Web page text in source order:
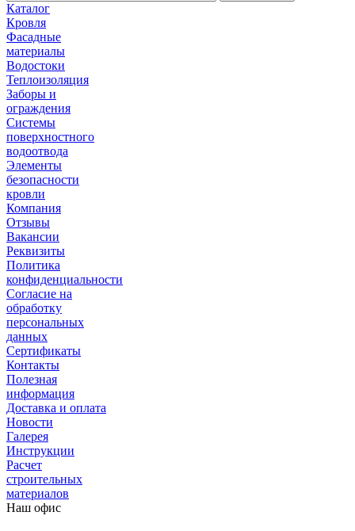
Каталог
Кровля
Фасадные
материалы
Водостоки
Теплоизоляция
Заборы и
ограждения
Системы
поверхностного
водоотвода
Элементы
безопасности
кровли
Компания
Отзывы
Вакансии
Реквизиты
Политика
конфиденциальности
Согласие на
обработку
персональных
данных
Сертификаты
Контакты
Полезная
информация
Доставка и оплата
Новости
Галерея
Инструкции
Расчет
строительных
материалов
Наш офис